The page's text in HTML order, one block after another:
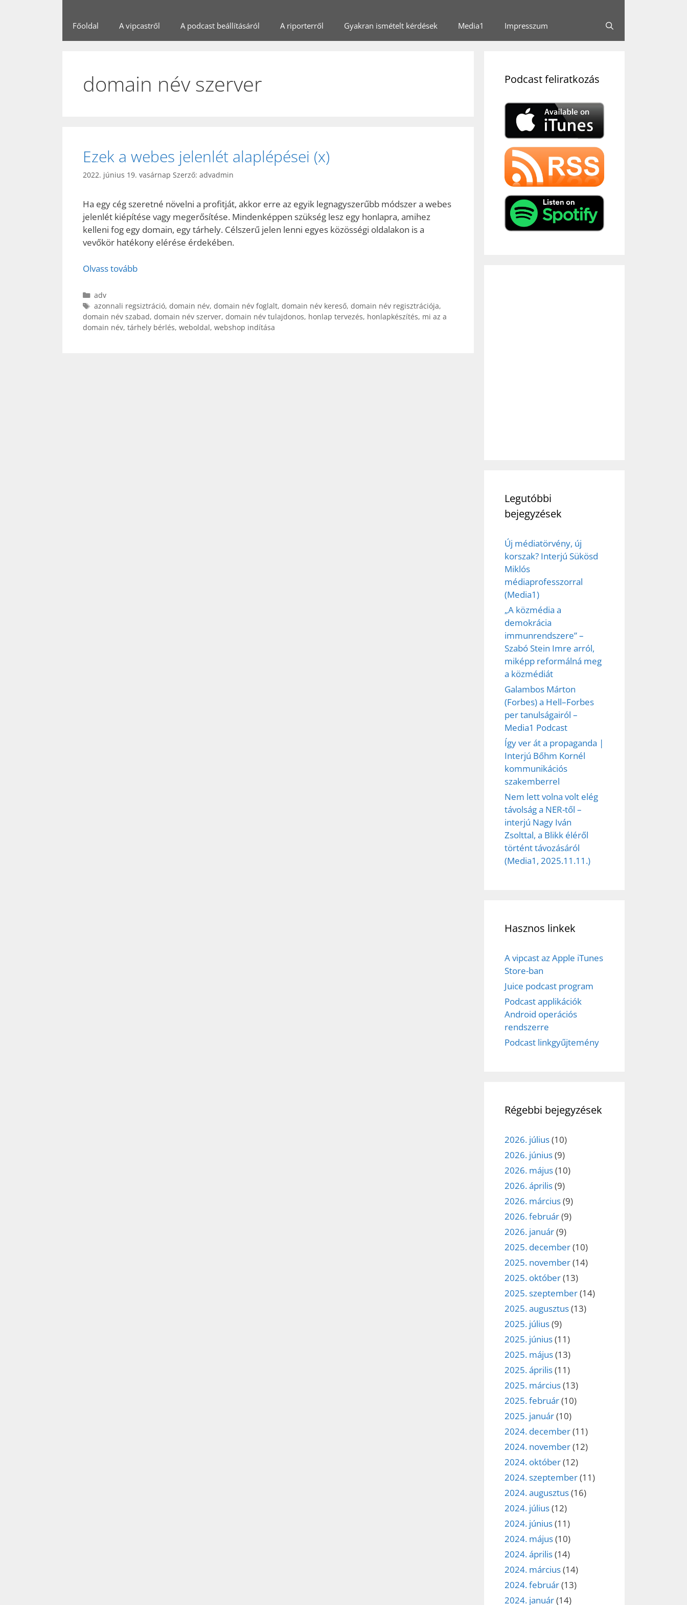
Főoldal A vipcastről A podcast beállításáról A riporterről Gyakran ismételt kérdések Media1 Impresszum
domain név szerver
Ezek a webes jelenlét alaplépései (x)
2022. június 19. vasárnap Szerző: advadmin
Ha egy cég szeretné növelni a profitját, akkor erre az egyik legnagyszerűbb módszer a webes
jelenlét kiépítése vagy megerősítése. Mindenképpen szükség lesz egy honlapra, amihez
kelleni fog egy domain, egy tárhely. Célszerű jelen lenni egyes közösségi oldalakon is a
vevőkör hatékony elérése érdekében.
Olvass tovább
Kategória
adv
Címkék
azonnali regsiztráció, domain név, domain név foglalt, domain név kereső, domain név regisztrációja,
domain név szabad, domain név szerver, domain név tulajdonos, honlap tervezés, honlapkészítés, mi az a
domain név, tárhely bérlés, weboldal, webshop indítása
Podcast feliratkozás
Legutóbbi
bejegyzések
Új médiatörvény, új
korszak? Interjú Sükösd
Miklós
médiaprofesszorral
(Media1)
„A közmédia a
demokrácia
immunrendszere” –
Szabó Stein Imre arról,
miképp reformálná meg
a közmédiát
Galambos Márton
(Forbes) a Hell–Forbes
per tanulságairól –
Media1 Podcast
Így ver át a propaganda |
Interjú Bőhm Kornél
kommunikációs
szakemberrel
Nem lett volna volt elég
távolság a NER-től –
interjú Nagy Iván
Zsolttal, a Blikk éléről
történt távozásáról
(Media1, 2025.11.11.)
Hasznos linkek
A vipcast az Apple iTunes
Store-ban
Juice podcast program
Podcast applikációk
Android operációs
rendszerre
Podcast linkgyűjtemény
Régebbi bejegyzések
2026. július(10)
2026. június(9)
2026. május(10)
2026. április(9)
2026. március(9)
2026. február(9)
2026. január(9)
2025. december(10)
2025. november(14)
2025. október(13)
2025. szeptember(14)
2025. augusztus(13)
2025. július(9)
2025. június(11)
2025. május(13)
2025. április(11)
2025. március(13)
2025. február(10)
2025. január(10)
2024. december(11)
2024. november(12)
2024. október(12)
2024. szeptember(11)
2024. augusztus(16)
2024. július(12)
2024. június(11)
2024. május(10)
2024. április(14)
2024. március(14)
2024. február(13)
2024. január(14)